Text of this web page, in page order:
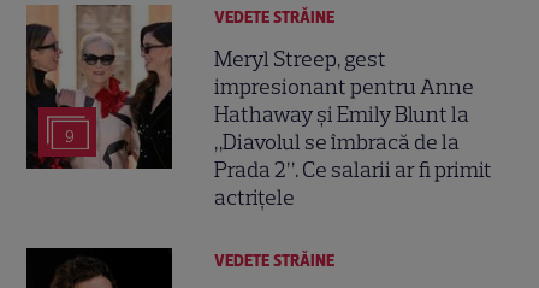
9
VEDETE STRĂINE
Meryl Streep, gest
impresionant pentru Anne
Hathaway și Emily Blunt la
„Diavolul se îmbracă de la
Prada 2”. Ce salarii ar fi primit
actrițele
VEDETE STRĂINE